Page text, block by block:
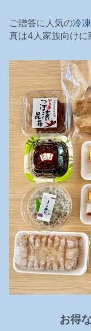
ご贈答に人気の冷
真は4人家族向けに
お得